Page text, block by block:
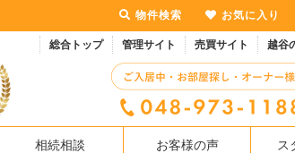
総合トップ 管理サイト 売買サイト 越谷
相続相談 お客様の声 ス
物件検索 お気に入り